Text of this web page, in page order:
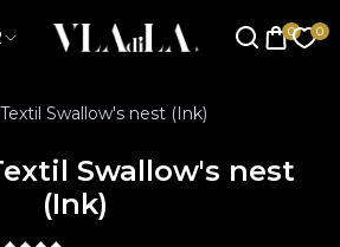
Swallow's nest (Ink)
Swallow's nest
(Ink)